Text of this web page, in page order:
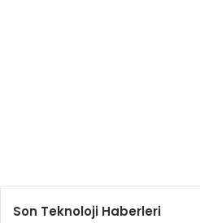
Son Teknoloji Haberleri